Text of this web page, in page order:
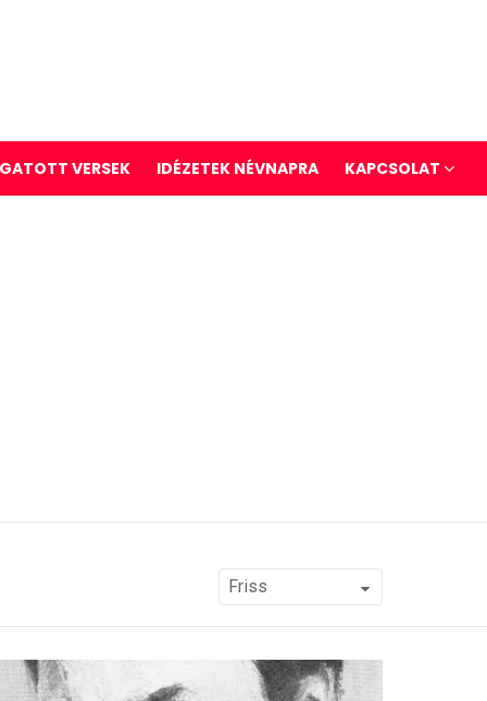
VERSEK IDÉZETEK NÉVNAPRA KAPCSOLAT